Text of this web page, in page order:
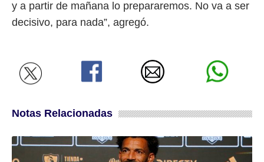
y a partir de mañana lo prepararemos. No va a ser
decisivo, para nada”, agregó.
Notas Relacionadas